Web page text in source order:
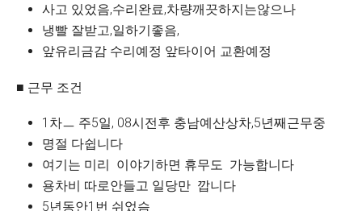
사고 있었음,수리완료,차량깨끗하지는않으나
냉빨 잘받고,일하기좋음,
앞유리금감 수리예정 앞타이어 교환예정
■ 근무 조건
1차ㅡ 주5일, 08시전후 충남예산상차,5년째근무중
명절 다쉽니다
여기는 미리 이야기하면 휴무도 가능합니다
용차비 따로안들고 일당만 깝니다
5년동안1번 쉬었슴